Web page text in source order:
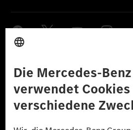
Datenschutz Lizenzhinweise Dritter
© 2026 Mercedes-Benz Group AG. Alle